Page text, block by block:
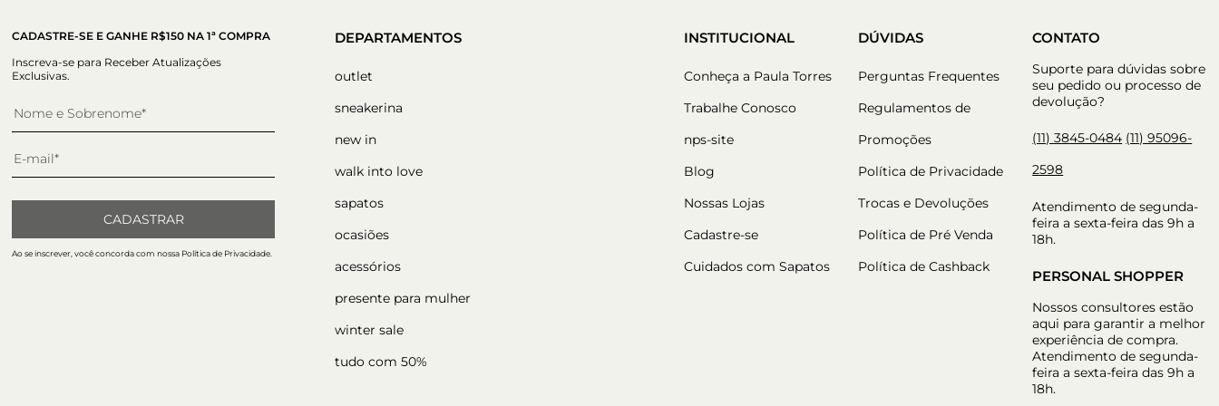
CADASTRE-SE E GANHE R$150 NA 1ª COMPRA
Inscreva-se para Receber Atualizações
Exclusivas.
CADASTRAR
Ao se inscrever, você concorda com nossa Política de Privacidade.
DEPARTAMENTOS
outlet
sneakerina
new in
walk into love
sapatos
ocasiões
acessórios
presente para mulher
winter sale
tudo com 50%
INSTITUCIONAL
Conheça a Paula Torres
Trabalhe Conosco
nps-site
Blog
Nossas Lojas
Cadastre-se
Cuidados com Sapatos
DÚVIDAS
Perguntas Frequentes
Regulamentos de
Promoções
Política de Privacidade
Trocas e Devoluções
Política de Pré Venda
Política de Cashback
CONTATO
Suporte para dúvidas sobre
seu pedido ou processo de
devolução?
(11) 3845-0484 (11) 95096-
2598
Atendimento de segunda-
feira a sexta-feira das 9h a
18h.
PERSONAL SHOPPER
Nossos consultores estão
aqui para garantir a melhor
experiência de compra.
Atendimento de segunda-
feira a sexta-feira das 9h a
18h.